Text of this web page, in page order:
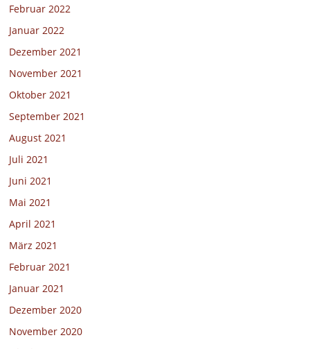
Februar 2022
Januar 2022
Dezember 2021
November 2021
Oktober 2021
September 2021
August 2021
Juli 2021
Juni 2021
Mai 2021
April 2021
März 2021
Februar 2021
Januar 2021
Dezember 2020
November 2020